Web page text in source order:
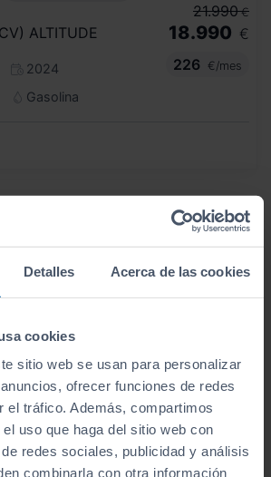
Detalles Acerca de las cookies
cookies
sitio web se usan para personalizar
ofrecer funciones de redes
el tráfico. Además, compartimos
uso que haga del sitio web con
redes sociales, publicidad y análisis
combinarla con otra información
ALTITUDE
2024
Gasolina
21.990 €
18.990 €
226
€/mes